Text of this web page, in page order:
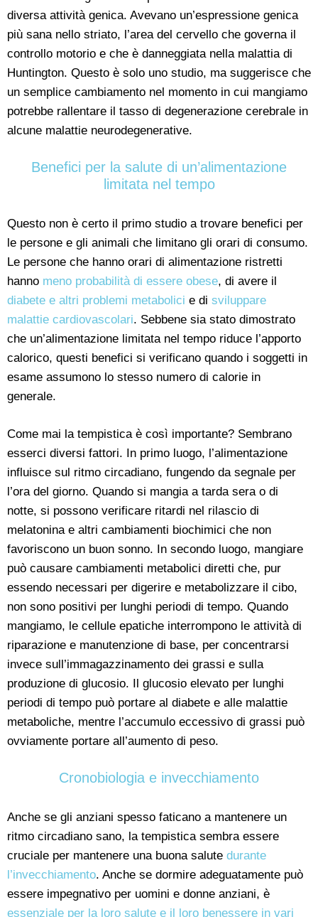
diversa attività genica. Avevano un’espressione genica
più sana nello striato, l’area del cervello che governa il
controllo motorio e che è danneggiata nella malattia di
Huntington. Questo è solo uno studio, ma suggerisce che
un semplice cambiamento nel momento in cui mangiamo
potrebbe rallentare il tasso di degenerazione cerebrale in
alcune malattie neurodegenerative.
Benefici per la salute di un’alimentazione
limitata nel tempo
Questo non è certo il primo studio a trovare benefici per
le persone e gli animali che limitano gli orari di consumo.
Le persone che hanno orari di alimentazione ristretti
hanno meno probabilità di essere obese, di avere il
diabete e altri problemi metabolici e di sviluppare
malattie cardiovascolari. Sebbene sia stato dimostrato
che un’alimentazione limitata nel tempo riduce l’apporto
calorico, questi benefici si verificano quando i soggetti in
esame assumono lo stesso numero di calorie in
generale.
Come mai la tempistica è così importante? Sembrano
esserci diversi fattori. In primo luogo, l’alimentazione
influisce sul ritmo circadiano, fungendo da segnale per
l’ora del giorno. Quando si mangia a tarda sera o di
notte, si possono verificare ritardi nel rilascio di
melatonina e altri cambiamenti biochimici che non
favoriscono un buon sonno. In secondo luogo, mangiare
può causare cambiamenti metabolici diretti che, pur
essendo necessari per digerire e metabolizzare il cibo,
non sono positivi per lunghi periodi di tempo. Quando
mangiamo, le cellule epatiche interrompono le attività di
riparazione e manutenzione di base, per concentrarsi
invece sull’immagazzinamento dei grassi e sulla
produzione di glucosio. Il glucosio elevato per lunghi
periodi di tempo può portare al diabete e alle malattie
metaboliche, mentre l’accumulo eccessivo di grassi può
ovviamente portare all’aumento di peso.
Cronobiologia e invecchiamento
Anche se gli anziani spesso faticano a mantenere un
ritmo circadiano sano, la tempistica sembra essere
cruciale per mantenere una buona salute durante
l’invecchiamento. Anche se dormire adeguatamente può
essere impegnativo per uomini e donne anziani, è
essenziale per la loro salute e il loro benessere in vari